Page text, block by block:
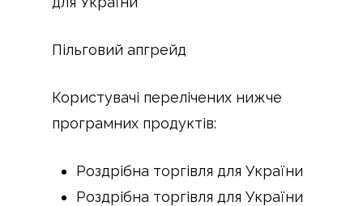
Пільговий апгрейд
Користувачі перелічених нижче
програмних продуктів:
Роздрібна торгівля для України
Роздрібна торгівля для України